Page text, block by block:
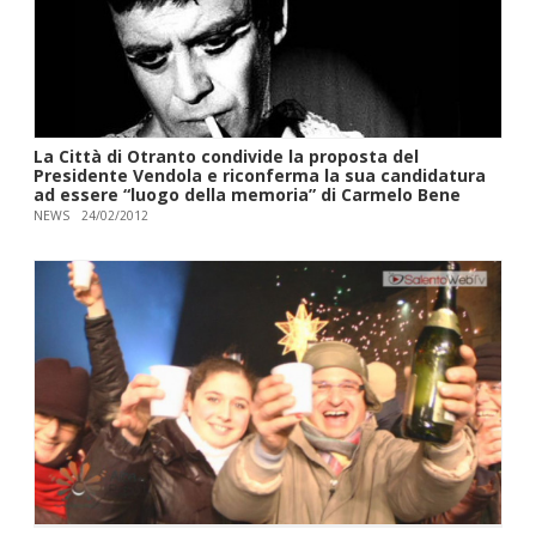
La Città di Otranto condivide la proposta del
Presidente Vendola e riconferma la sua candidatura
ad essere “luogo della memoria” di Carmelo Bene
NEWS 24/02/2012